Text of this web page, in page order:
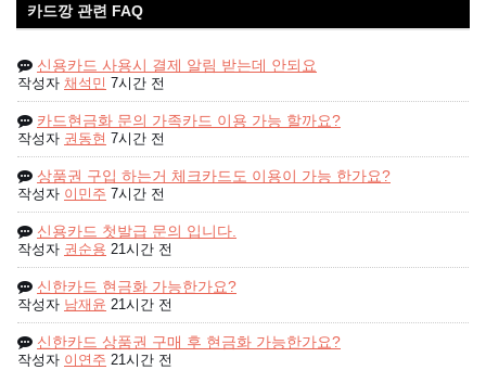
카드깡 관련 FAQ
신용카드 사용시 결제 알림 받는데 안되요
작성자 채석민 7시간 전
카드현금화 문의 가족카드 이용 가능 할까요?
작성자 권동현 7시간 전
상품권 구입 하는거 체크카드도 이용이 가능 한가요?
작성자 이민주 7시간 전
신용카드 첫발급 문의 입니다.
작성자 권순용 21시간 전
신한카드 현금화 가능한가요?
작성자 남재윤 21시간 전
신한카드 상품권 구매 후 현금화 가능한가요?
작성자 이연주 21시간 전